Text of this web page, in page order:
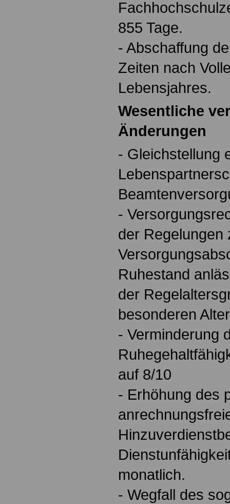
855 Tage.
- Abschaffung
Zeiten nach
Lebensjahres.
Wesentliche
Änderungen
- Gleichstellung
-
der Regelungen
Ruhestand
der
besonderen
- Verminderung
auf 8/10
- Erhöhung des
monatlich.
- Wegfall des